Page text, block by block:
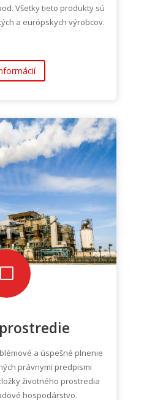
Všetky tieto produkty sú
a európskych výrobcov.
V
a úspešné plnenie
právnymi predpismi
životného prostredia
hospodárstvo.